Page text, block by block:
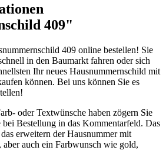
409"
409 online bestellen! Sie
in den Baumarkt fahren oder sich
Ihr neues Hausnummernschild mit
können. Bei uns können Sie es
oder Textwünsche haben zögern Sie
bei Bestellung in das Kommentarfeld. Das
erweitern der Hausnummer mit
auch ein Farbwunsch wie gold,